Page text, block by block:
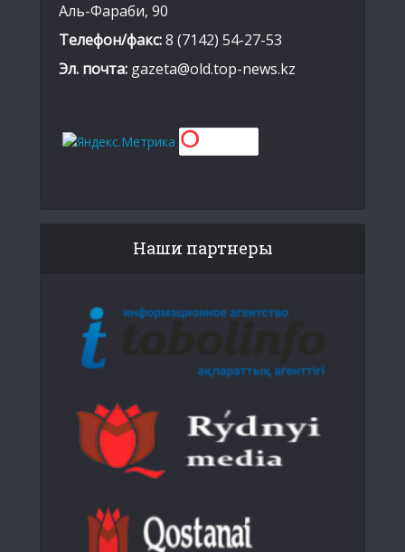
Аль-Фараби, 90
Телефон/факс:8 (7142) 54-27-53
Эл. почта: gazeta@old.top-news.kz
Наши партнеры